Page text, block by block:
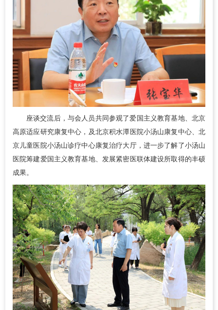
座谈交流后，与会人员共同参观了爱国主义教育基地、北京
高原适应研究康复中心，及北京积水潭医院小汤山康复中心、北
京儿童医院小汤山诊疗中心康复治疗大厅，进一步了解了小汤山
医院筹建爱国主义教育基地、发展紧密医联体建设所取得的丰硕
成果。